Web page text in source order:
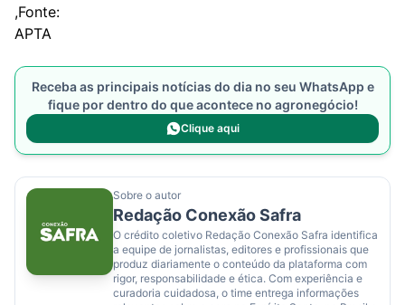
,Fonte:
APTA
Receba as principais notícias do dia no seu WhatsApp e
fique por dentro do que acontece no agronegócio!
Clique aqui
Sobre o autor
Redação Conexão Safra
O crédito coletivo Redação Conexão Safra identifica
a equipe de jornalistas, editores e profissionais que
produz diariamente o conteúdo da plataforma com
rigor, responsabilidade e ética. Com experiência e
curadoria cuidadosa, o time entrega informações